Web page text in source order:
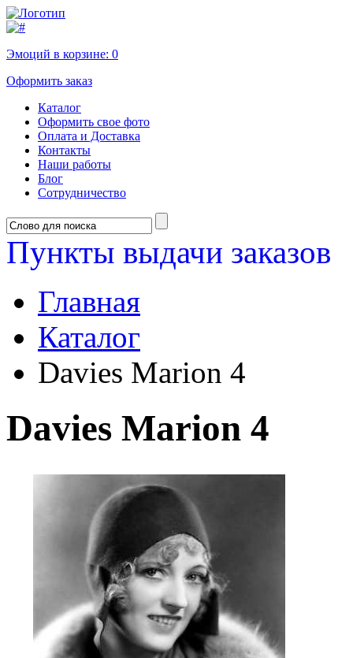
Эмоций в корзине: 0
Оформить заказ
Каталог
Оформить свое фото
Оплата и Доставка
Контакты
Наши работы
Блог
Сотрудничество
Пункты выдачи заказов
Главная
Каталог
Davies Marion 4
Davies Marion 4